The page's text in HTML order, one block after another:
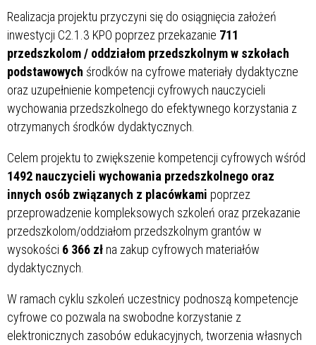
Realizacja projektu przyczyni się do osiągnięcia założeń
inwestycji C2.1.3 KPO poprzez przekazanie 711
przedszkolom / oddziałom przedszkolnym w szkołach
podstawowych środków na cyfrowe materiały dydaktyczne
oraz uzupełnienie kompetencji cyfrowych nauczycieli
wychowania przedszkolnego do efektywnego korzystania z
otrzymanych środków dydaktycznych.
Celem projektu to zwiększenie kompetencji cyfrowych wśród
1492 nauczycieli wychowania przedszkolnego oraz
innych osób związanych z placówkami poprzez
przeprowadzenie kompleksowych szkoleń oraz przekazanie
przedszkolom/oddziałom przedszkolnym grantów w
wysokości 6 366 zł na zakup cyfrowych materiałów
dydaktycznych.
W ramach cyklu szkoleń uczestnicy podnoszą kompetencje
cyfrowe co pozwala na swobodne korzystanie z
elektronicznych zasobów edukacyjnych, tworzenia własnych